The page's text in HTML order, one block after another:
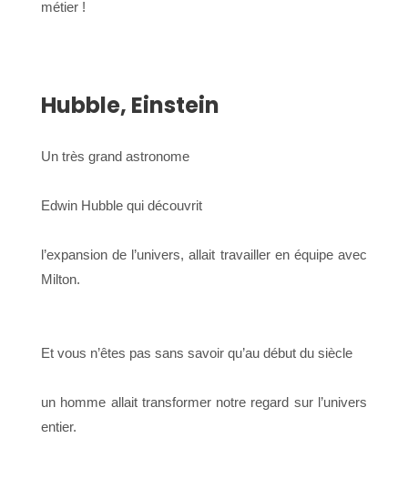
métier !
Hubble, Einstein
Un très grand astronome
Edwin Hubble qui découvrit
l’expansion de l’univers, allait travailler en équipe avec
Milton.
Et vous n’êtes pas sans savoir qu’au début du siècle
un homme allait transformer notre regard sur l’univers
entier.